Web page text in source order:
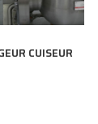
CUISEUR